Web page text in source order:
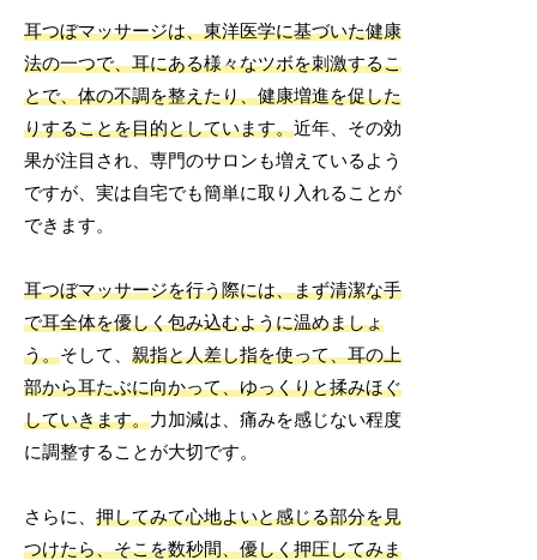
耳つぼマッサージは、東洋医学に基づいた健康
法の一つで、耳にある様々なツボを刺激するこ
とで、体の不調を整えたり、健康増進を促した
りすることを目的としています。近年、その効
果が注目され、専門のサロンも増えているよう
ですが、実は自宅でも簡単に取り入れることが
できます。
耳つぼマッサージを行う際には、まず清潔な手
で耳全体を優しく包み込むように温めましょ
う。そして、親指と人差し指を使って、耳の上
部から耳たぶに向かって、ゆっくりと揉みほぐ
していきます。力加減は、痛みを感じない程度
に調整することが大切です。
さらに、押してみて心地よいと感じる部分を見
つけたら、そこを数秒間、優しく押圧してみま